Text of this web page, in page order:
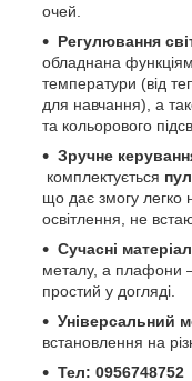
очей.
Регулювання
обладнана
температури (від
для навчання), а
та кольорового
Зручне
комплектується
що дає змогу легко
освітлення, не
Сучасні
металу, а плафони
простий у догляді.
Універсальний
встановлення на
Тел: 0956748752